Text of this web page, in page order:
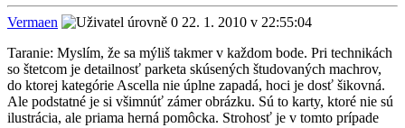
Vermaen
22. 1. 2010 v 22:55:04
Taranie: Myslím, že sa mýliš takmer v každom bode. Pri technikách
so štetcom je detailnosť parketa skúsených študovaných machrov,
do ktorej kategórie Ascella nie úplne zapadá, hoci je dosť šikovná.
Ale podstatné je si všimnúť zámer obrázku. Sú to karty, ktoré nie sú
ilustrácia, ale priama herná pomôcka. Strohosť je v tomto prípade